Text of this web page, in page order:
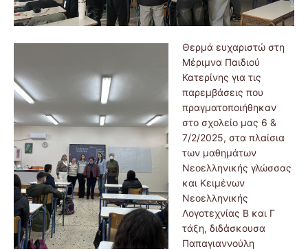
Θερμά ευχαριστώ στη
Μέριμνα Παιδιού
Κατερίνης για τις
παρεμβάσεις που
πραγματοποιήθηκαν
στο σχολείο μας 6 &
7/2/2025, στα πλαίσια
των μαθημάτων
Νεοελληνικής γλώσσας
και Κειμένων
Νεοελληνικής
Λογοτεχνίας Β και Γ
τάξη, διδάσκουσα
Παπαγιαννούλη